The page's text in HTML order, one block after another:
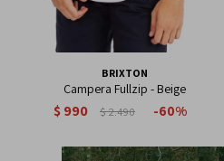
BRIXTON
Campera Fullzip - Beige
$990 $2.490 60